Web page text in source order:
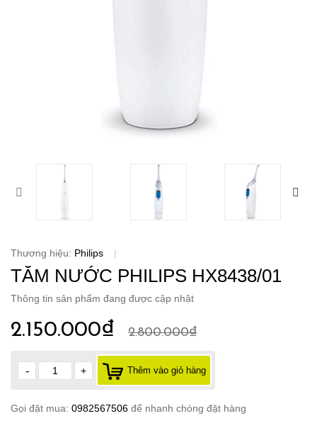
Thương hiệu: Philips |
TĂM NƯỚC PHILIPS HX8438/01
Thông tin sản phẩm đang được cập nhật
2.150.000₫ 2.800.000₫
- + Thêm vào giỏ hàng
Gọi đặt mua: 0982567506 để nhanh chóng đặt hàng